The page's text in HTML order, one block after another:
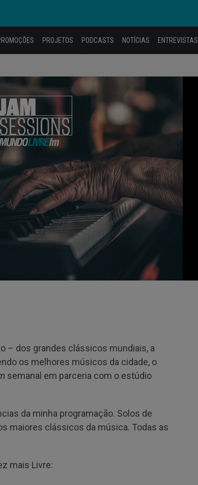
PROJETOS PODCASTS NOTÍCIAS ENTREVISTAS
– dos grandes clássicos mundiais, a
os melhores músicos da cidade, o
semanal em parceria com o estúdio
da minha programação. Solos de
maiores clássicos da música. Todas as
mais Livre: